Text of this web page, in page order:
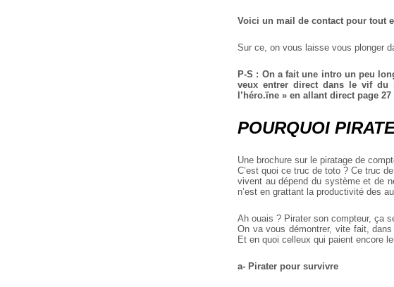
Voici un mail de contact pour tout
Sur ce, on vous laisse vous plonger
P-S : On a fait une intro un peu
veux entrer direct dans le vif du
l’héro.ïne » en allant direct page 27
POURQUOI
Une brochure sur le piratage de
C’est quoi ce truc de toto ? Ce truc
vivent au dépend du système et de
n’est en grattant la productivité des
Ah ouais ? Pirater son compteur, ça
On va vous démontrer, vite fait,
Et en quoi celleux qui paient encore
a- Pirater pour survivre